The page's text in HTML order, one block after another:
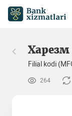
Харезм
Filial kodi
264